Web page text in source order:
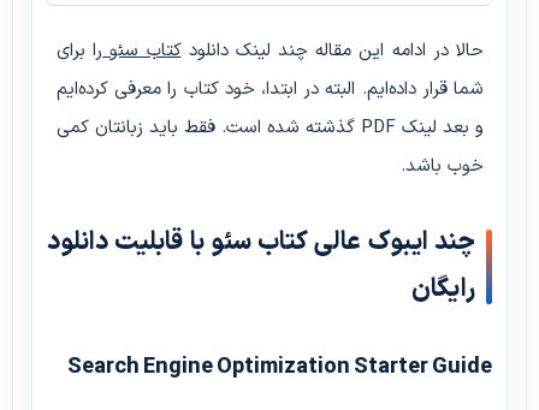
حالا در ادامه این مقاله چند لینک دانلودکتاب سئورا برای
شما قرار داده‌ایم. البته در ابتدا، خود کتاب را معرفی کرده‌ایم
و بعد لینک PDF گذشته شده است. فقط باید زبانتان کمی
خوب باشد.
چند ایبوک عالی کتاب سئو با قابلیت دانلود
رایگان
Search Engine Optimization Starter Guide